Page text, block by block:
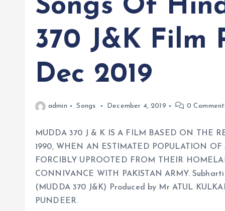
Songs Of
370 J&K Film
Dec 2019
admin Songs December 4, 2019 0
MUDDA 370 J & K IS A FILM BASED ON THE
1990, WHEN AN ESTIMATED POPULATION
FORCIBLY UPROOTED FROM THEIR
CONNIVANCE WITH PAKISTAN ARMY.
(MUDDA 370 J&K) Produced by Mr ATUL
PUNDEER.